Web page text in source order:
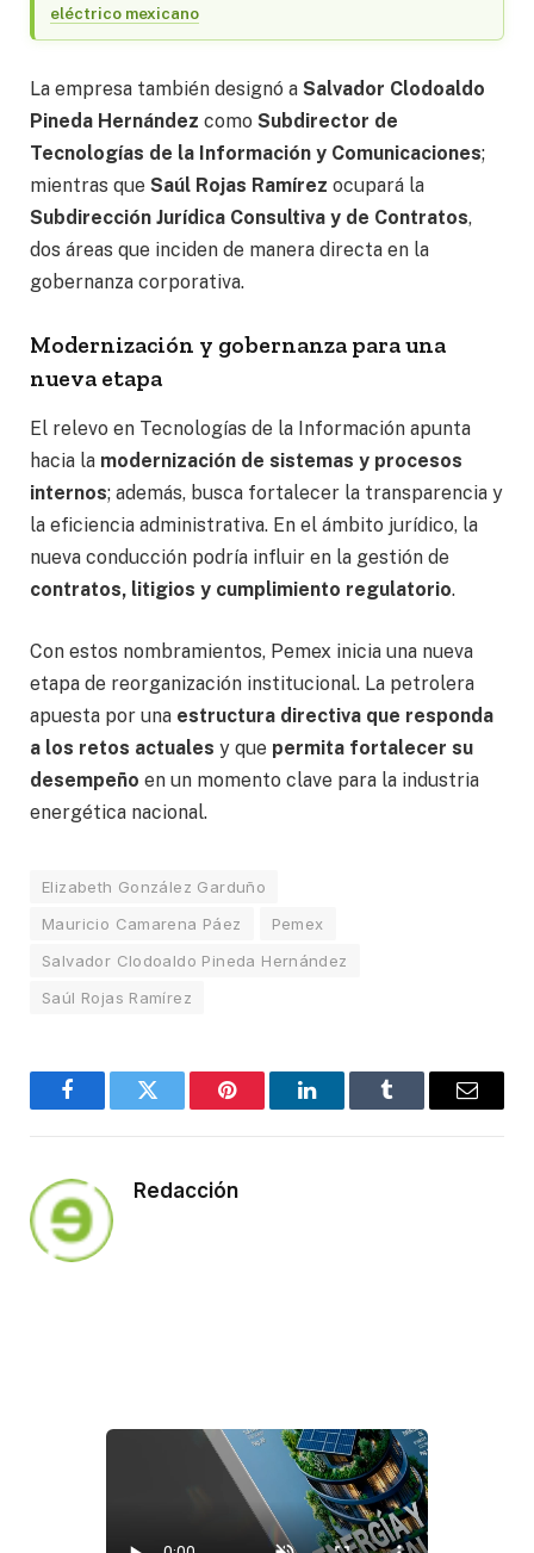
eléctrico mexicano
La empresa también designó a Salvador Clodoaldo
Pineda Hernández como Subdirector de
Tecnologías de la Información y Comunicaciones;
mientras que Saúl Rojas Ramírez ocupará la
Subdirección Jurídica Consultiva y de Contratos,
dos áreas que inciden de manera directa en la
gobernanza corporativa.
Modernización y gobernanza para una
nueva etapa
El relevo en Tecnologías de la Información apunta
hacia la modernización de sistemas y procesos
internos; además, busca fortalecer la transparencia y
la eficiencia administrativa. En el ámbito jurídico, la
nueva conducción podría influir en la gestión de
contratos, litigios y cumplimiento regulatorio.
Con estos nombramientos, Pemex inicia una nueva
etapa de reorganización institucional. La petrolera
apuesta por una estructura directiva que responda
a los retos actuales y que permita fortalecer su
desempeño en un momento clave para la industria
energética nacional.
Elizabeth González Garduño
Mauricio Camarena Páez
Pemex
Salvador Clodoaldo Pineda Hernández
Saúl Rojas Ramírez
FacebookTwitter Pinterest LinkedInTumblr Email
Redacción